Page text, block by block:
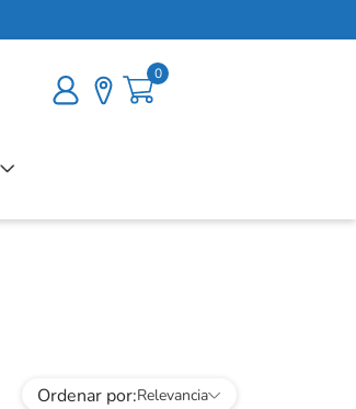
0
Ordenar por Relevancia